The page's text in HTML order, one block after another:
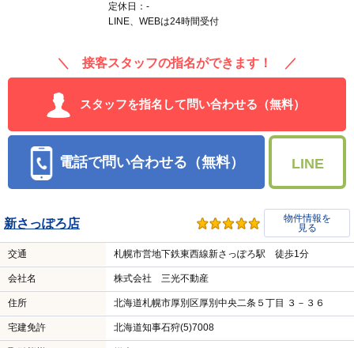
定休日：-
LINE、WEBは24時間受付
＼ 接客スタッフの指名ができます！ ／
スタッフを指名して問い合わせる（無料）
電話で問い合わせる（無料） LINE
新さっぽろ店
物件情報を
見る
交通 札幌市営地下鉄東西線新さっぽろ駅 徒歩1分
会社名 株式会社 三光不動産
住所 北海道札幌市厚別区厚別中央二条５丁目 ３－３６
宅建免許 北海道知事石狩(5)7008